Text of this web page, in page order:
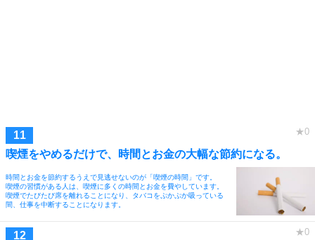
喫煙をやめるだけで、時間とお金の大幅な節約になる。
時間とお金を節約するうえで見逃せないのが「喫煙の時間」です。
喫煙の習慣がある人は、喫煙に多くの時間とお金を費やしています。
喫煙でたびたび席を離れることになり、タバコをぷかぷか吸っている
間、仕事を中断することになります。